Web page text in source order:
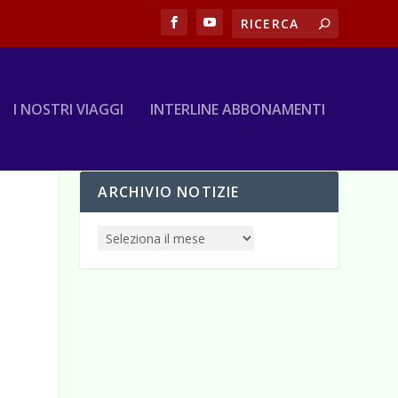
I NOSTRI VIAGGI INTERLINE ABBONAMENTI
ARCHIVIO NOTIZIE